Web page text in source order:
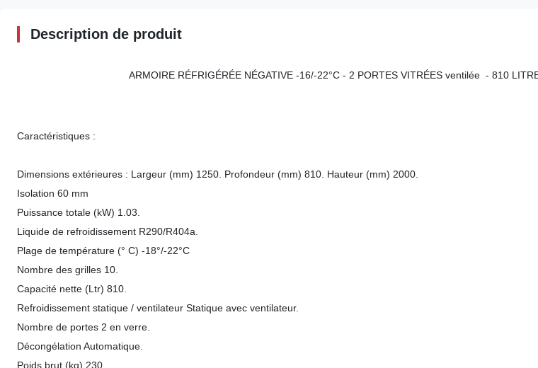
Description de produit
ARMOIRE RÉFRIGÉRÉE NÉGATIVE -16/-22°C - 2 PORTES VITRÉES ventilée - 810
Caractéristiques :
Dimensions extérieures : Largeur (mm) 1250. Profondeur (mm) 810. Hauteur (mm) 2000.
Isolation 60 mm
Puissance totale (kW) 1.03.
Liquide de refroidissement R290/R404a.
Plage de température (° C) -18°/-22°C
Nombre des grilles 10.
Capacité nette (Ltr) 810.
Refroidissement statique / ventilateur Statique avec ventilateur.
Nombre de portes 2 en verre.
Décongélation Automatique.
Poids brut (kg) 230